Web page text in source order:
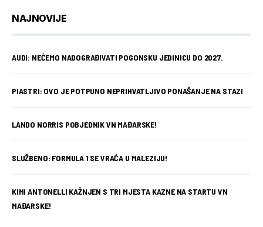
NAJNOVIJE
AUDI: NEĆEMO NADOGRAĐIVATI POGONSKU JEDINICU DO 2027.
PIASTRI: OVO JE POTPUNO NEPRIHVATLJIVO PONAŠANJE NA STAZI
LANDO NORRIS POBJEDNIK VN MAĐARSKE!
SLUŽBENO: FORMULA 1 SE VRAĆA U MALEZIJU!
KIMI ANTONELLI KAŽNJEN S TRI MJESTA KAZNE NA STARTU VN
MAĐARSKE!